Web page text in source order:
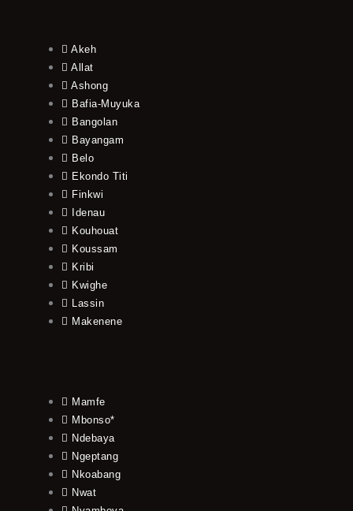
Akeh
Allat
Ashong
Bafia-Muyuka
Bangolan
Bayangam
Belo
Ekondo Titi
Finkwi
Idenau
Kouhouat
Koussam
Kribi
Kwighe
Lassin
Makenene
Mamfe
Mbonso*
Ndebaya
Ngeptang
Nkoabang
Nwat